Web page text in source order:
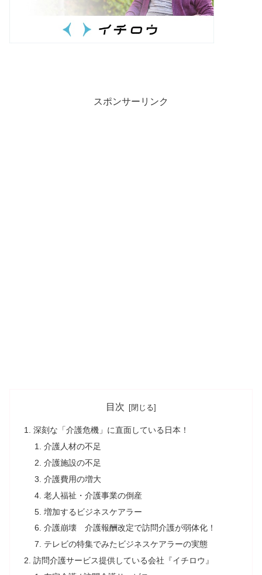
スポンサーリンク
目次
深刻な「介護危機」に直面している日本！
介護人材の不足
介護施設の不足
介護費用の増大
老人福祉・介護事業の倒産
増加するビジネスケアラー
介護崩壊 介護報酬改定で訪問介護が弱体化！
テレビの特集でみたビジネスケアラーの実態
訪問介護サービス提供している会社『イチロウ』